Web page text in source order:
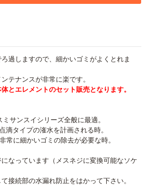
過しますので、細かいゴミがよくとれま
テナンスが非常に楽です。
とエレメントのセット販売となります。
サンスイシリーズ全般に最適。
タイプの潅水を計画される時。
に細かいゴミの除去が必要な時。
なっています（メスネジに変換可能なソケ
接続部の水漏れ防止をはかって下さい。